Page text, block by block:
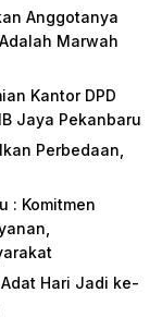
Anggotanya
Marwah
Kantor DPD
Jaya Pekanbaru
Perbedaan,
: Komitmen
Hari Jadi ke-